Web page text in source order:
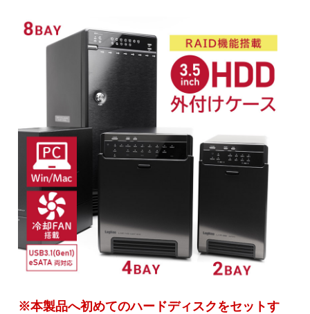
※本製品へ初めてのハードディスクをセットす